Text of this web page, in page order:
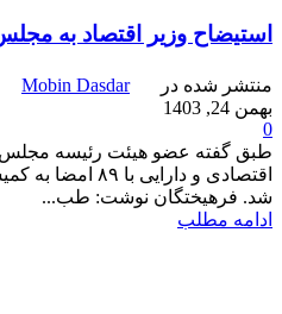
استیضاح وزیر اقتصاد به
منتشر شده در
Mobin Dasdar
بهمن 24, 1403
0
طبق گفته عضو هیئت رئیسه
اقتصادی و
شد. فرهیختگان نوشت: طب...
ادامه مطلب